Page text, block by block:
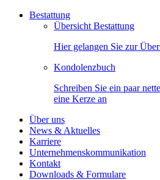
Bestattung
Übersicht Bestattung
Hier gelangen Sie zur
Kondolenzbuch
Schreiben Sie ein paar
eine Kerze an
Über uns
News & Aktuelles
Karriere
Unternehmenskommunikation
Kontakt
Downloads & Formulare